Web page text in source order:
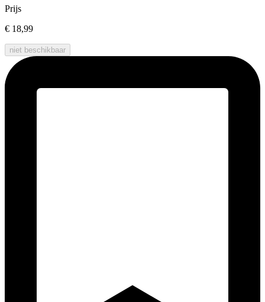
Prijs
€ 18,99
niet beschikbaar